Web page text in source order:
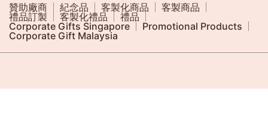
贊助廠商 紀念品 客製化商品
客製商品
禮品訂製
客製化禮品
禮品
Corporate Gifts Singapore
Promotional Products
Corporate Gift Malaysia